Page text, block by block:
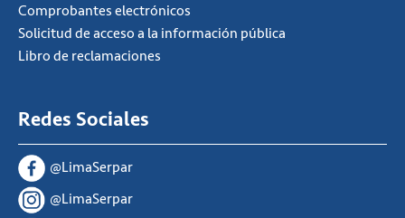
Comprobantes electrónicos
Solicitud de acceso a la información pública
Libro de reclamaciones
Redes Sociales
@LimaSerpar
@LimaSerpar